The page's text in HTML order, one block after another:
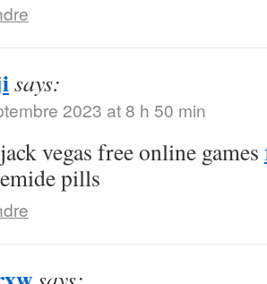
says:
2023 at 8 h 50 min
vegas free online games
pills